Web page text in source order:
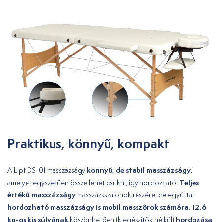
Praktikus, könnyű, kompakt
A Lipt DS-01 masszázságy könnyű, de stabil masszázságy,
amelyet egyszerűen össze lehet csukni, így hordozható. Teljes
értékű masszázságy masszázsszalonok részére, de egyúttal
hordozható masszázságy is mobil masszőrök számára. 12,6
kg-os kis súlyának köszönhetően (kiegészítők nélkül) hordozása